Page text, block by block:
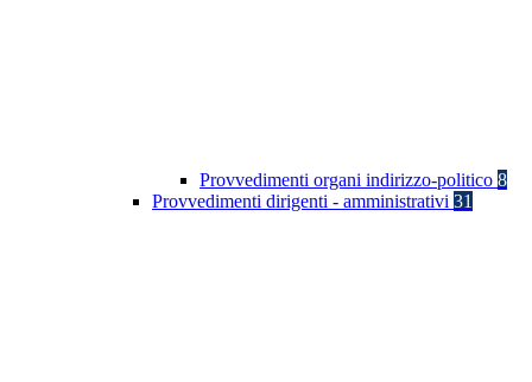
Provvedimenti organi indirizzo-politico 8
Provvedimenti dirigenti - amministrativi 31